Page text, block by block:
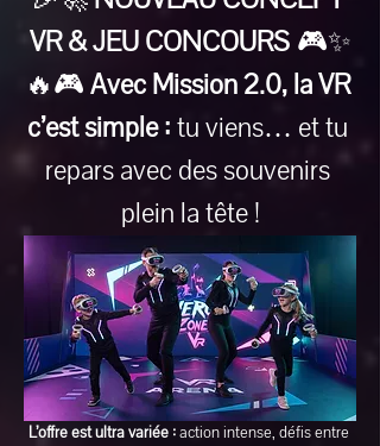
VR & JEU CONCOURS 🎮✨
🔥🎮 Avec Mission 2.0, la VR
c’est simple : tu viens… et tu
repars avec des souvenirs
plein la tête !
L’offre est ultra variée : action intense, défis entre